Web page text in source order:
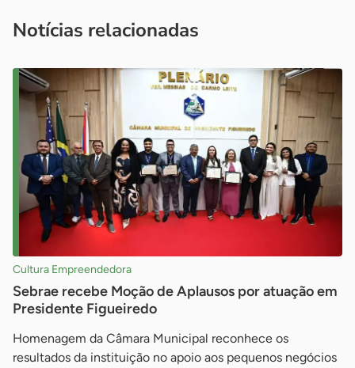
Notícias relacionadas
Cultura Empreendedora
Sebrae recebe Moção de Aplausos por atuação em
Presidente Figueiredo
Homenagem da Câmara Municipal reconhece os
resultados da instituição no apoio aos pequenos negócios